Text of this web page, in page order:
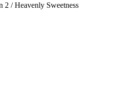
2 / Heavenly Sweetness